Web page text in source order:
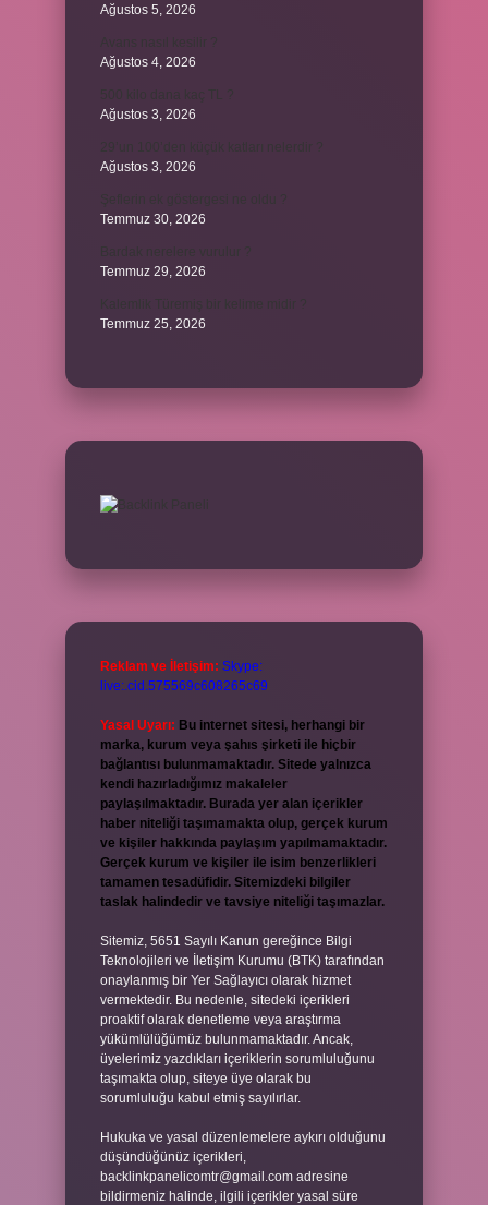
Ağustos 5, 2026
Ağustos 4, 2026
Ağustos 3, 2026
Ağustos 3, 2026
Temmuz 30, 2026
Temmuz 29, 2026
Temmuz 25, 2026
Reklam ve İletişim: Skype:
live:.cid.575569c608265c69
Yasal Uyarı: Bu internet sitesi, herhangi bir
marka, kurum veya şahıs şirketi ile hiçbir
bağlantısı bulunmamaktadır. Sitede yalnızca
kendi hazırladığımız makaleler
paylaşılmaktadır. Burada yer alan içerikler
haber niteliği taşımamakta olup, gerçek kurum
ve kişiler hakkında paylaşım yapılmamaktadır.
Gerçek kurum ve kişiler ile isim benzerlikleri
tamamen tesadüfidir. Sitemizdeki bilgiler
taslak halindedir ve tavsiye niteliği taşımazlar.
Sitemiz, 5651 Sayılı Kanun gereğince Bilgi
Teknolojileri ve İletişim Kurumu (BTK) tarafından
onaylanmış bir Yer Sağlayıcı olarak hizmet
vermektedir. Bu nedenle, sitedeki içerikleri
proaktif olarak denetleme veya araştırma
yükümlülüğümüz bulunmamaktadır. Ancak,
üyelerimiz yazdıkları içeriklerin sorumluluğunu
taşımakta olup, siteye üye olarak bu
sorumluluğu kabul etmiş sayılırlar.
Hukuka ve yasal düzenlemelere aykırı olduğunu
düşündüğünüz içerikleri,
backlinkpanelicomtr@gmail.com adresine
bildirmeniz halinde, ilgili içerikler yasal süre